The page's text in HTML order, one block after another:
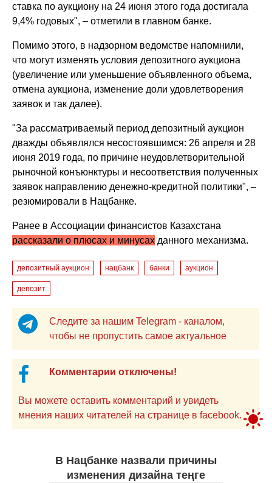
ставка по аукциону на 24 июня этого года достигала
9,4% годовых", – отметили в главном банке.
Помимо этого, в надзорном ведомстве напомнили,
что могут изменять условия депозитного аукциона
(увеличение или уменьшение объявленного объема,
отмена аукциона, изменение доли удовлетворения
заявок и так далее).
"За рассматриваемый период депозитный аукцион
дважды объявлялся несостоявшимся: 26 апреля и 28
июня 2019 года, по причине неудовлетворительной
рыночной конъюнктуры и несоответствия полученных
заявок направлению денежно-кредитной политики", –
резюмировали в Нацбанке.
Ранее в Ассоциации финансистов Казахстана
рассказали о плюсах и минусах данного механизма.
депозитный аукцион нацбанк банки аукцион
депозит
Следите за нашим Telegram - каналом,
чтобы не пропустить самое актуальное
Комментарии отключены!
Вы можете оставить комментарий и увидеть
мнения наших читателей на странице в facebook.
В Нацбанке назвали причины
изменения дизайна теңге